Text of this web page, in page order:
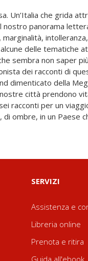
Un’Italia che grida
nostro panorama
delle tematiche
sembra non saper
dei racconti di
dimenticato della
città prendono
racconti per un
ombre, in un Paese
e ricordi.La
"École maternelle"
Riccardo Brun,
Ivan Della Mea, Marco
Ferrucci,
Giulio Laurenti,
Michelangeli,
Pilla, Marco
Andrea Scarabelli,
SERVIZI
Assistenza e
Libreria online
Prenota e ritira
Guida all'ebook